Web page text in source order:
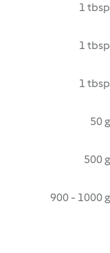
1 tbsp
1 tbsp
1 tbsp
50 g
500 g
900 - 1000 g